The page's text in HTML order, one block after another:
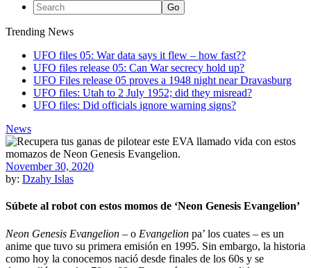
Trending News
UFO files 05: War data says it flew – how fast??
UFO files release 05: Can War secrecy hold up?
UFO Files release 05 proves a 1948 night near Dravasburg
UFO files: Utah to 2 July 1952; did they misread?
UFO files: Did officials ignore warning signs?
News
November 30, 2020
by: Dzahy Islas
Súbete al robot con estos momos de ‘Neon Genesis Evangelion’
Neon Genesis Evangelion – o Evangelion pa’ los cuates – es un
anime que tuvo su primera emisión en 1995. Sin embargo, la historia
como hoy la conocemos nació desde finales de los 60s y se